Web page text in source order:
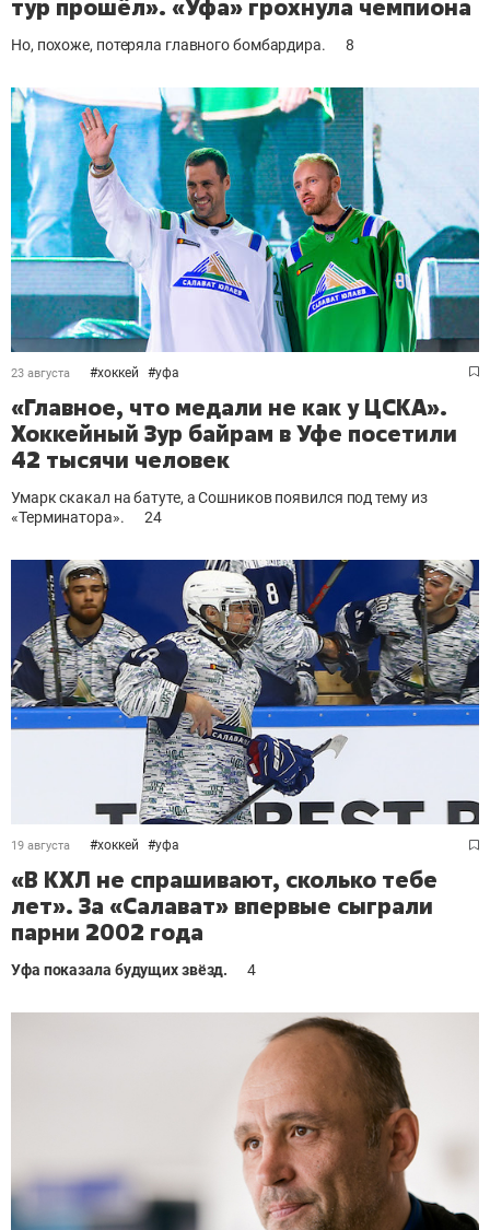
тур прошёл». «Уфа» грохнула чемпиона
Но, похоже, потеряла главного бомбардира. 8
23 августа #хоккей #уфа
«Главное, что медали не как у ЦСКА».
Хоккейный Зур байрам в Уфе посетили
42 тысячи человек
Умарк скакал на батуте, а Сошников появился под тему из
«Терминатора».
24
19 августа #хоккей #уфа
«В КХЛ не спрашивают, сколько тебе
лет». За «Салават» впервые сыграли
парни 2002 года
Уфа показала будущих звёзд. 4